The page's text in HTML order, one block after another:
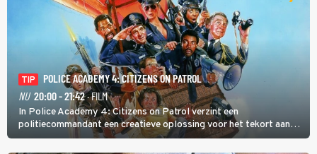
TIP
POLICE ACADEMY 4: CITIZENS ON PATROL
NU 20:00 - 21:42· FILM
In Police Academy 4: Citizens on Patrol verzint een
politiecommandant een creatieve oplossing voor het tekort aan
agenten.